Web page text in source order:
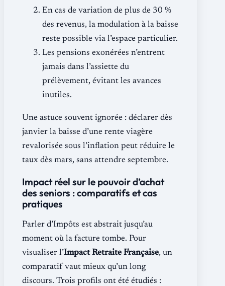
En cas de variation de plus de 30 %
des revenus, la modulation à la baisse
reste possible via l’espace particulier.
Les pensions exonérées n’entrent
jamais dans l’assiette du
prélèvement, évitant les avances
inutiles.
Une astuce souvent ignorée : déclarer dès
janvier la baisse d’une rente viagère
revalorisée sous l’inflation peut réduire le
taux dès mars, sans attendre septembre.
Impact réel sur le pouvoir d’achat
des seniors : comparatifs et cas
pratiques
Parler d’Impôts est abstrait jusqu’au
moment où la facture tombe. Pour
visualiser l’Impact Retraite Française, un
comparatif vaut mieux qu’un long
discours. Trois profils ont été étudiés :